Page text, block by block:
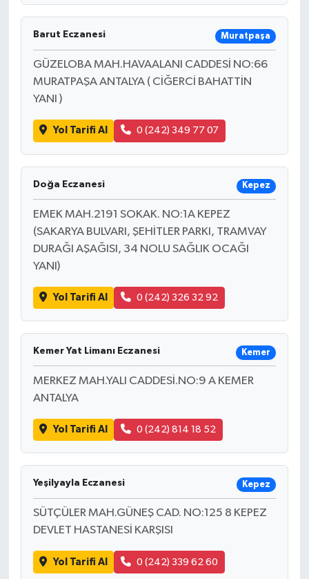
Barut Eczanesi Muratpaşa
GÜZELOBA MAH.HAVAALANI CADDESİ NO:66
MURATPAŞA ANTALYA ( CİĞERCİ BAHATTİN
YANI )
Yol Tarifi Al 0 (242) 349 77 07
Doğa Eczanesi Kepez
EMEK MAH.2191 SOKAK. NO:1A KEPEZ
(SAKARYA BULVARI, ŞEHİTLER PARKI, TRAMVAY
DURAĞI AŞAĞISI, 34 NOLU SAĞLIK OCAĞI
YANI)
Yol Tarifi Al 0 (242) 326 32 92
Kemer Yat Limanı Eczanesi Kemer
MERKEZ MAH.YALI CADDESİ.NO:9 A KEMER
ANTALYA
Yol Tarifi Al 0 (242) 814 18 52
Yeşilyayla Eczanesi Kepez
SÜTÇÜLER MAH.GÜNEŞ CAD. NO:125 8 KEPEZ
DEVLET HASTANESİ KARŞISI
Yol Tarifi Al 0 (242) 339 62 60